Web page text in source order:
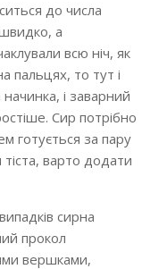
до числа
а
всю ніч, як
пальцях, то тут і
і заварний
Сир потрібно
готується за пару
варто додати
сирна
прокол
вершками,